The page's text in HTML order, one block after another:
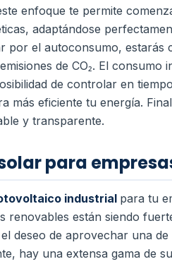
enfoque te permite
adaptándose
por el autoconsumo, estarás
de CO₂. El
de controlar en
más eficiente tu energía.
y transparente.
para
industrial para tu
renovables están siendo
deseo de aprovechar una
hay una extensa gama de